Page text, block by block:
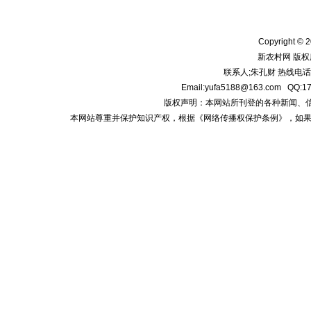
Copyright ©
新农村网 版
联系人;朱孔财 热线电
Email:yufa5188@163.com
版权声明：本网站所刊登的各种新闻、
本网站尊重并保护知识产权，根据《网络传播权保护条例》，如